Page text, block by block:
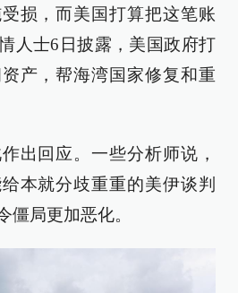
损，而美国打算把这笔账
人士6日披露，美国政府打
产，帮海湾国家修复和重
出回应。一些分析师说，
本就分歧重重的美伊谈判
僵局更加恶化。